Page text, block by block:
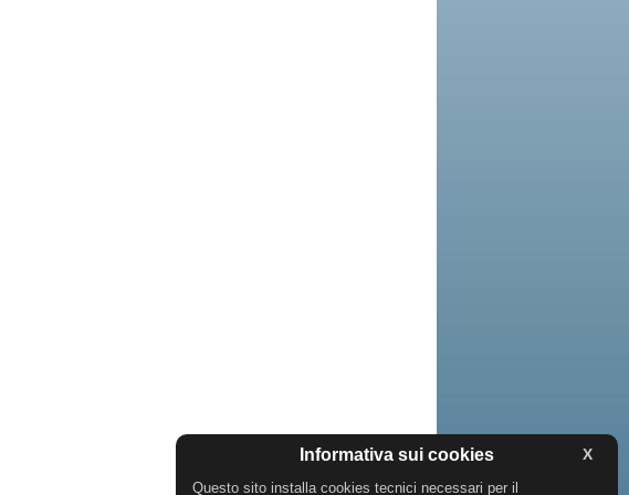
Informativa sui cookies X
Questo sito installa cookies tecnici necessari per il